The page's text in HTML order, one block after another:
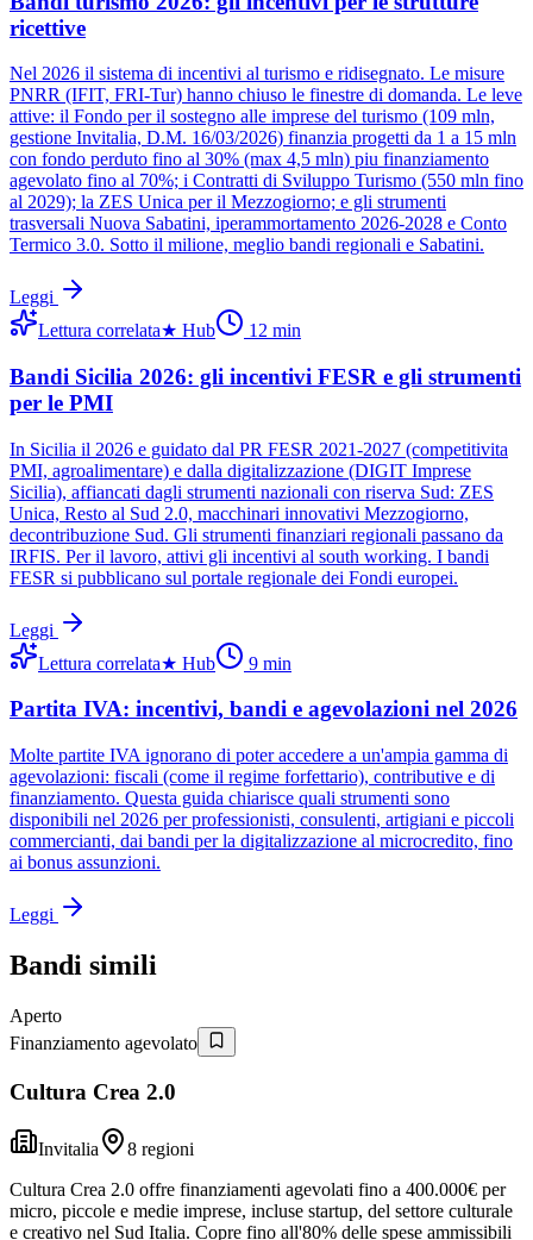
ricettive
Nel 2026 il sistema di incentivi al turismo e ridisegnato. Le misure
PNRR (IFIT, FRI-Tur) hanno chiuso le finestre di domanda. Le leve
attive: il Fondo per il sostegno alle imprese del turismo (109 mln,
gestione Invitalia, D.M. 16/03/2026) finanzia progetti da 1 a 15 mln
con fondo perduto fino al 30% (max 4,5 mln) piu finanziamento
agevolato fino al 70%; i Contratti di Sviluppo Turismo (550 mln fino
al 2029); la ZES Unica per il Mezzogiorno; e gli strumenti
trasversali Nuova Sabatini, iperammortamento 2026-2028 e Conto
Termico 3.0. Sotto il milione, meglio bandi regionali e Sabatini.
Leggi
Lettura correlata★ Hub 12 min
Bandi Sicilia 2026: gli incentivi FESR e gli strumenti
per le PMI
In Sicilia il 2026 e guidato dal PR FESR 2021-2027 (competitivita
PMI, agroalimentare) e dalla digitalizzazione (DIGIT Imprese
Sicilia), affiancati dagli strumenti nazionali con riserva Sud: ZES
Unica, Resto al Sud 2.0, macchinari innovativi Mezzogiorno,
decontribuzione Sud. Gli strumenti finanziari regionali passano da
IRFIS. Per il lavoro, attivi gli incentivi al south working. I bandi
FESR si pubblicano sul portale regionale dei Fondi europei.
Leggi
Lettura correlata★ Hub 9 min
Partita IVA: incentivi, bandi e agevolazioni nel 2026
Molte partite IVA ignorano di poter accedere a un'ampia gamma di
agevolazioni: fiscali (come il regime forfettario), contributive e di
finanziamento. Questa guida chiarisce quali strumenti sono
disponibili nel 2026 per professionisti, consulenti, artigiani e piccoli
commercianti, dai bandi per la digitalizzazione al microcredito, fino
ai bonus assunzioni.
Leggi
Bandi simili
Aperto
Finanziamento agevolato
Cultura Crea 2.0
Invitalia
8 regioni
Cultura Crea 2.0 offre finanziamenti agevolati fino a 400.000€ per
micro, piccole e medie imprese, incluse startup, del settore culturale
e creativo nel Sud Italia. Copre fino all'80% delle spese ammissibili